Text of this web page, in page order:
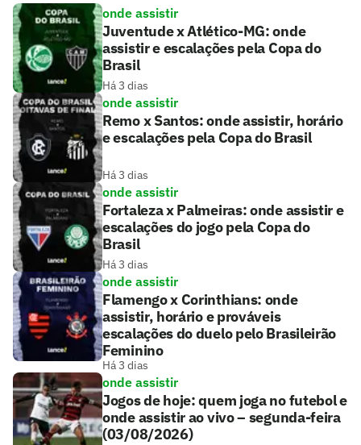
onde assistir
Juventude x Atlético-MG: onde
assistir e escalações pela Copa do
Brasil
Há 3 dias
onde assistir
Remo x Santos: onde assistir, horário
e escalações pela Copa do Brasil
Há 3 dias
onde assistir
Fortaleza x Palmeiras: onde assistir e
escalações do jogo pela Copa do
Brasil
Há 3 dias
onde assistir
Flamengo x Corinthians: onde
assistir, horário e prováveis
escalações do duelo pelo Brasileirão
Feminino
Há 3 dias
onde assistir
Jogos de hoje: quem joga no futebol e
onde assistir ao vivo – segunda-feira
(03/08/2026)